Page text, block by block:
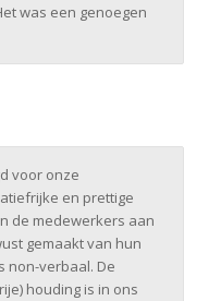
was een genoegen
voor onze
en prettige
de medewerkers aan
gemaakt van hun
non-verbaal. De
houding is in ons